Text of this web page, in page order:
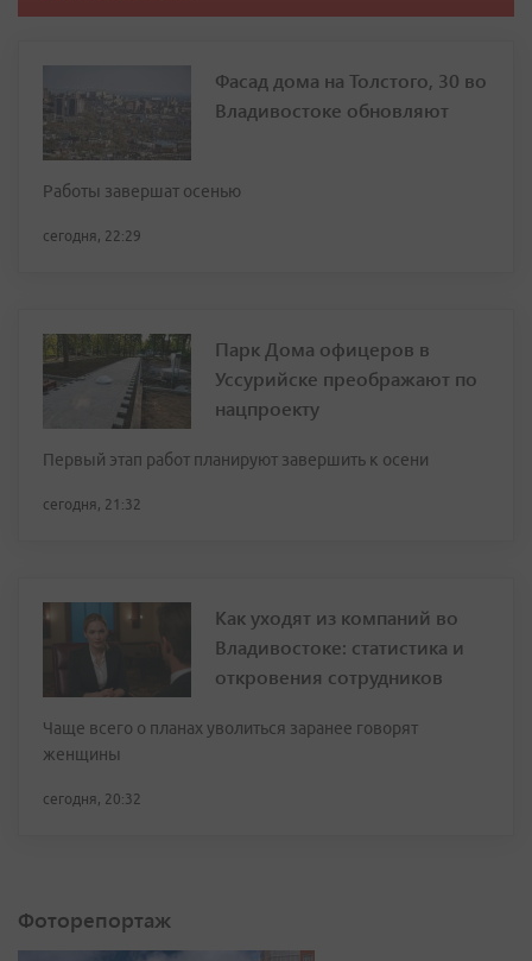
Фасад дома на Толстого, 30 во
Владивостоке обновляют
Работы завершат осенью
сегодня, 22:29
Парк Дома офицеров в
Уссурийске преображают по
нацпроекту
Первый этап работ планируют завершить к осени
сегодня, 21:32
Как уходят из компаний во
Владивостоке: статистика и
откровения сотрудников
Чаще всего о планах уволиться заранее говорят
женщины
сегодня, 20:32
Фоторепортаж